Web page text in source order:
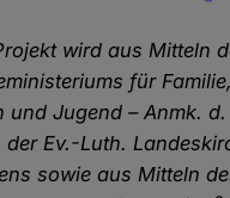
wird aus Mitteln
für
und Jugend – Anmk. d.
der Ev.-Luth.
sowie aus Mitteln